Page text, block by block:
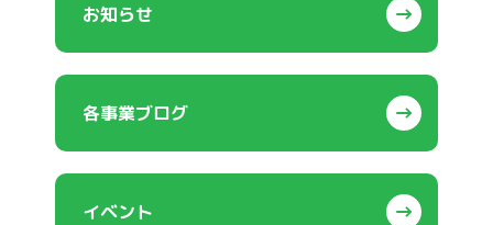
お知らせ
各事業ブログ
イベント